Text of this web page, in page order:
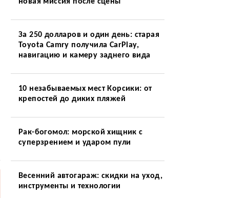
За 250 долларов и один день: старая
Toyota Camry получила CarPlay,
навигацию и камеру заднего вида
10 незабываемых мест Корсики: от
крепостей до диких пляжей
Рак-богомол: морской хищник с
суперзрением и ударом пули
Весенний автогараж: скидки на уход,
инструменты и технологии